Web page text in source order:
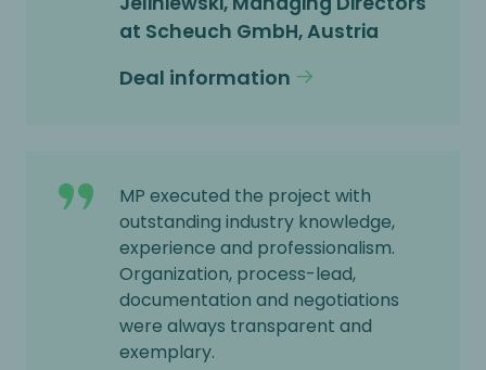
at Scheuch GmbH, Austria
Deal information
MP executed the project with
outstanding industry knowledge,
experience and professionalism.
Organization, process-lead,
documentation and negotiations
were always transparent and
exemplary.